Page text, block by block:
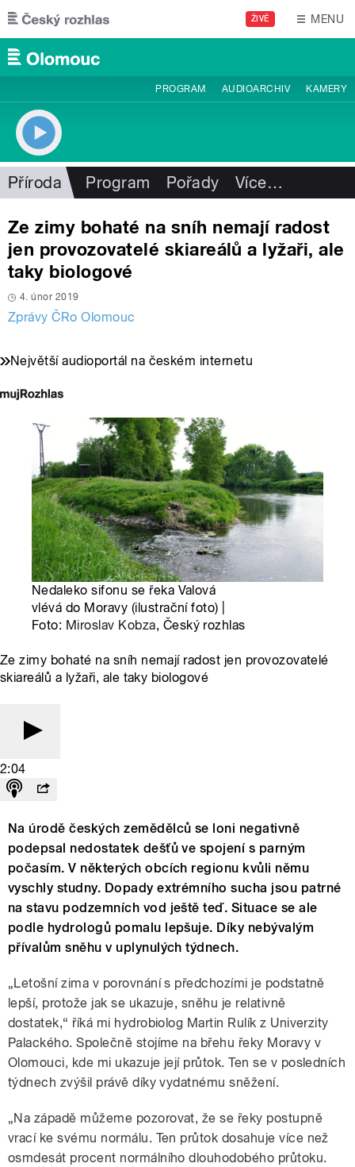
Přejít k hlavnímu obsahu
ŽIVĚ MENU
PROGRAM AUDIOARCHIV KAMERY
Příroda Program Pořady Více…
Ze zimy bohaté na sníh nemají radost
jen provozovatelé skiareálů a lyžaři, ale
taky biologové
4. únor 2019
Zprávy ČRo Olomouc
Největší audioportál na českém internetu
Nedaleko sifonu se řeka Valová
vlévá do Moravy (ilustrační foto) |
Foto: Miroslav Kobza, Český rozhlas
Ze zimy bohaté na sníh nemají radost jen provozovatelé
skiareálů a lyžaři, ale taky biologové
2:04
Na úrodě českých zemědělců se loni negativně
podepsal nedostatek dešťů ve spojení s parným
počasím. V některých obcích regionu kvůli němu
vyschly studny. Dopady extrémního sucha jsou patrné
na stavu podzemních vod ještě teď. Situace se ale
podle hydrologů pomalu lepšuje. Díky nebývalým
přívalům sněhu v uplynulých týdnech.
„Letošní zima v porovnání s předchozími je podstatně
lepší, protože jak se ukazuje, sněhu je relativně
dostatek,“ říká mi hydrobiolog Martin Rulík z Univerzity
Palackého. Společně stojíme na břehu řeky Moravy v
Olomouci, kde mi ukazuje její průtok. Ten se v posledních
týdnech zvýšil právě díky vydatnému sněžení.
„Na západě můžeme pozorovat, že se řeky postupně
vrací ke svému normálu. Ten průtok dosahuje více než
osmdesát procent normálního dlouhodobého průtoku.